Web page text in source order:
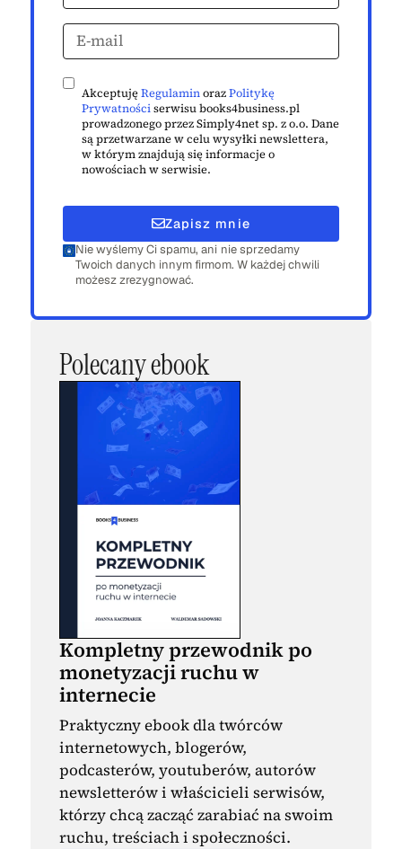
AkceptujęRegulaminorazPolitykę
Prywatnościserwisu books4business.pl
prowadzonego przez Simply4net sp. z o.o. Dane
są przetwarzane w celu wysyłki newslettera,
w którym znajdują się informacje o
nowościach w serwisie.
Zapisz mnie
Nie wyślemy Ci spamu, ani nie sprzedamy
Twoich danych innym firmom. W każdej chwili
możesz zrezygnować.
Polecany ebook
Kompletny przewodnik po
monetyzacji ruchu w
internecie
Praktyczny ebook dla twórców
internetowych, blogerów,
podcasterów, youtuberów, autorów
newsletterów i właścicieli serwisów,
którzy chcą zacząć zarabiać na swoim
ruchu, treściach i społeczności.